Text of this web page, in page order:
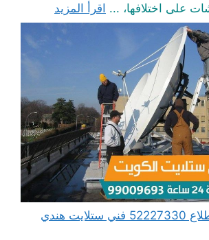
على اختلافها، ... اقرأ المزيد
فني ستلايت المطلاع 52227330 فني ستلايت هندي